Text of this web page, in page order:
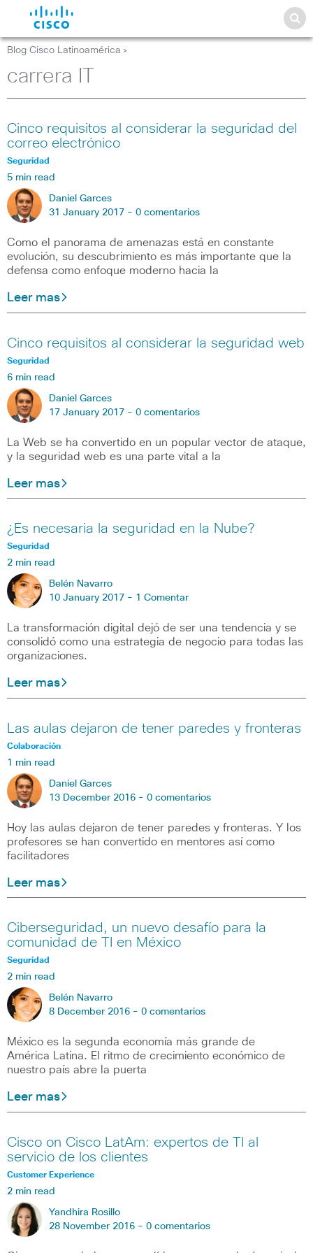
Blog Cisco Latinoamérica >
carrera IT
Cinco requisitos al considerar la seguridad del
correo electrónico
Seguridad
5 min read
Daniel Garces
31 January 2017 - 0 comentarios
Como el panorama de amenazas está en constante
evolución, su descubrimiento es más importante que la
defensa como enfoque moderno hacia la
Leer mas
Cinco requisitos al considerar la seguridad web
Seguridad
6 min read
Daniel Garces
17 January 2017 - 0 comentarios
La Web se ha convertido en un popular vector de ataque,
y la seguridad web es una parte vital a la
Leer mas
¿Es necesaria la seguridad en la Nube?
Seguridad
2 min read
Belén Navarro
10 January 2017 - 1 Comentar
La transformación digital dejó de ser una tendencia y se
consolidó como una estrategia de negocio para todas las
organizaciones.
Leer mas
Las aulas dejaron de tener paredes y fronteras
Colaboración
1 min read
Daniel Garces
13 December 2016 - 0 comentarios
Hoy las aulas dejaron de tener paredes y fronteras. Y los
profesores se han convertido en mentores así como
facilitadores
Leer mas
Ciberseguridad, un nuevo desafío para la
comunidad de TI en México
Seguridad
2 min read
Belén Navarro
8 December 2016 - 0 comentarios
México es la segunda economía más grande de
América Latina. El ritmo de crecimiento económico de
nuestro país abre la puerta
Leer mas
Cisco on Cisco LatAm: expertos de TI al
servicio de los clientes
Customer Experience
2 min read
Yandhira Rosillo
28 November 2016 - 0 comentarios